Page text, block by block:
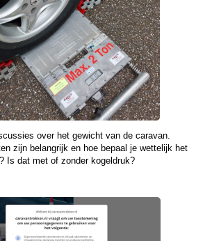
over het gewicht van de caravan.
zijn belangrijk en hoe bepaal je wettelijk het
Is dat met of zonder kogeldruk?